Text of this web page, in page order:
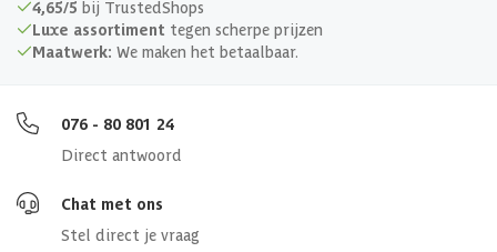
4,65/5 bij TrustedShops
Luxe assortiment tegen scherpe prijzen
Maatwerk: We maken het betaalbaar.
076 - 80 801 24
Direct antwoord
Chat met ons
Stel direct je vraag